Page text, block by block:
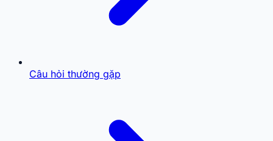
Câu hỏi thường gặp